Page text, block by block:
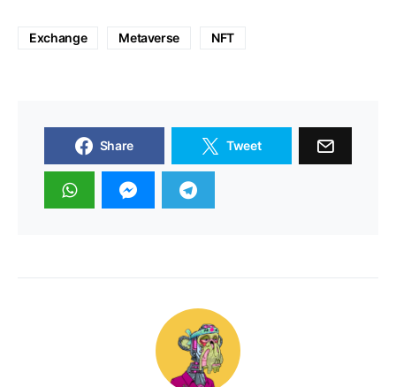
Exchange Metaverse NFT
Share Tweet